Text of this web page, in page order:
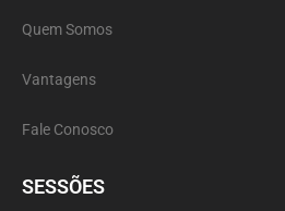
Quem Somos
Vantagens
Fale Conosco
SESSÕES